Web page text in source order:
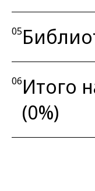
05
06Итого
(0%)